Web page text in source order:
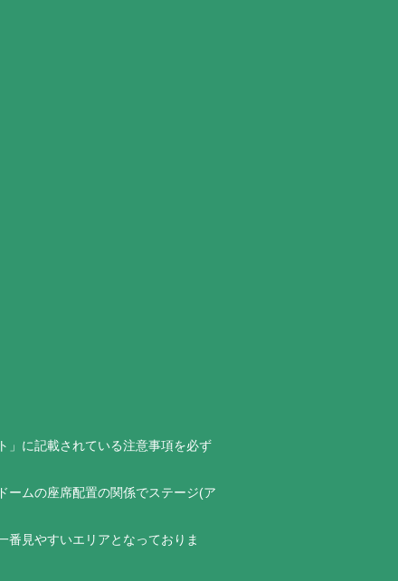
」に記載されている注意事項を必ず
ームの座席配置の関係でステージ(ア
見やすいエリアとなっておりま